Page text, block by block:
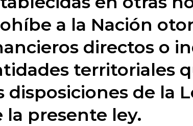
a la Nación
directos o
territoriales
disposiciones de la
la presente ley.